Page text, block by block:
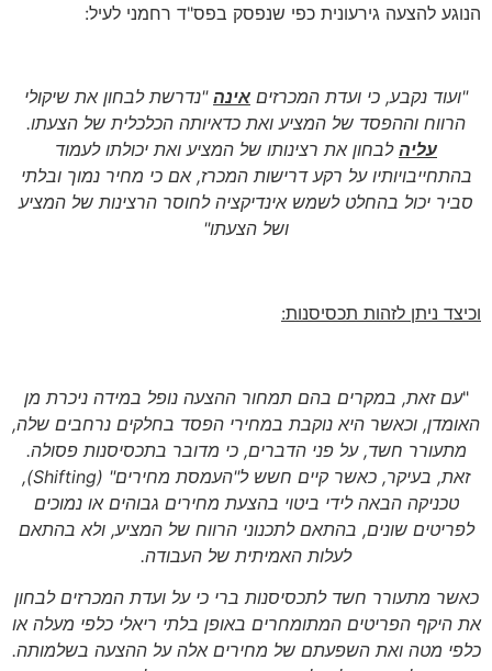
הנוגע להצעה גירעונית כפי שנפסק בפס"ד רחמני לעיל:
"ועוד נקבע, כי ועדת המכרזים אינה "נדרשת לבחון את שיקולי
הרווח וההפסד של המציע ואת כדאיותה הכלכלית של הצעתו.
עליה לבחון את רצינותו של המציע ואת יכולתו לעמוד
בהתחייבויותיו על רקע דרישות המכרז, אם כי מחיר נמוך ובלתי
סביר יכול בהחלט לשמש אינדיקציה לחוסר הרצינות של המציע
ושל הצעתו"
וכיצד ניתן לזהות תכסיסנות:
"עם זאת, במקרים בהם תמחור ההצעה נופל במידה ניכרת מן
האומדן, וכאשר היא נוקבת במחירי הפסד בחלקים נרחבים שלה,
מתעורר חשד, על פני הדברים, כי מדובר בתכסיסנות פסולה.
זאת, בעיקר, כאשר קיים חשש ל"העמסת מחירים" (Shifting),
טכניקה הבאה לידי ביטוי בהצעת מחירים גבוהים או נמוכים
לפריטים שונים, בהתאם לתכנוני הרווח של המציע, ולא בהתאם
לעלות האמיתית של העבודה.
כאשר מתעורר חשד לתכסיסנות ברי כי על ועדת המכרזים לבחון
את היקף הפריטים המתומחרים באופן בלתי ריאלי כלפי מעלה או
כלפי מטה ואת השפעתם של מחירים אלה על ההצעה בשלמותה.